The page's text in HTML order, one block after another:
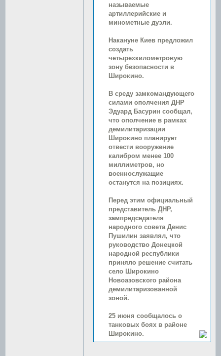
называемые
артиллерийские и
минометные дуэли.
Накануне Киев предложил
создать
четырехкилометровую
зону безопасности в
Широкино.
В среду замкомандующего
силами ополчения ДНР
Эдуард Басурин сообщал,
что ополчение в рамках
демилитаризации
Широкино планирует
отвести вооружение
калибром менее 100
миллиметров, но
военнослужащие
останутся на позициях.
Перед этим официальный
представитель ДНР,
зампредседателя
народного совета Денис
Пушилин заявлял, что
руководство Донецкой
народной республики
приняло решение считать
село Широкино
Новоазовского района
демилитаризованной
зоной.
25 июня сообщалось о
танковых боях в районе
Широкино.